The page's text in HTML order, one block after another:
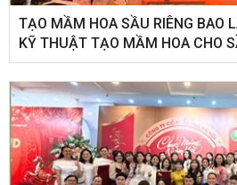
TẠO MẦM HOA SẦU RIÊNG BAO
KỸ THUẬT TẠO MẦM HOA CHO